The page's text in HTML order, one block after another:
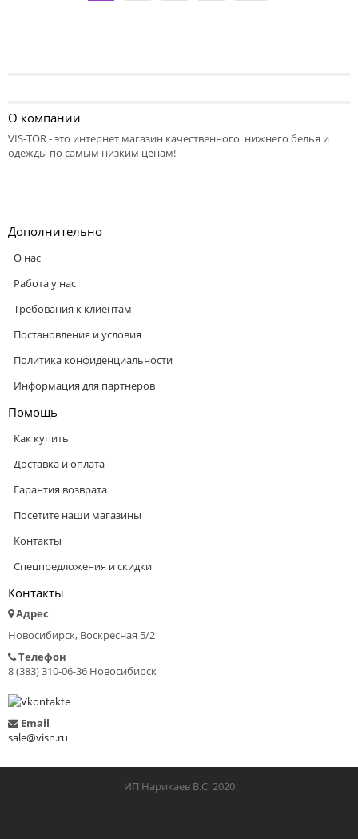
О компании
VIS-TOR - это интернет магазин качественного нижнего белья и
одежды по самым низким ценам!
Дополнительно
О нас
Работа у нас
Требования к клиентам
Постановления и условия
Политика конфиденциальности
Информация для партнеров
Помощь
Как купить
Доставка и оплата
Гарантия возврата
Посетите наши магазины
Контакты
Спецпредложения и скидки
Контакты
Адрес
Новосибирск, Воскресная 5/2
Телефон
8 (383) 310-06-36 Новосибирск
Email
sale@visn.ru
ИП Нарикаев В.С 2020